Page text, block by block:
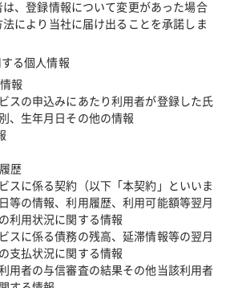
は、登録情報について変更があった場合
により当社に届け出ることを承諾しま
る個人情報
報
スの申込みにあたり利用者が登録した氏
、生年月日その他の情報
歴
スに係る契約（以下「本契約」といいま
等の情報、利用履歴、利用可能額等翌月
利用状況に関する情報
スに係る債務の残高、延滞情報等の翌月
支払状況に関する情報
用者の与信審査の結果その他当該利用者